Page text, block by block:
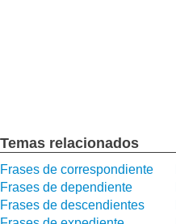
Temas relacionados
Frases de correspondiente
Frases de dependiente
Frases de descendientes